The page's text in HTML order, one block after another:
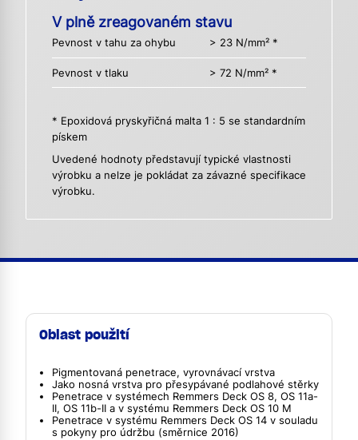
V plně zreagovaném stavu
Pevnost v tahu za ohybu > 23 N/mm² *
Pevnost v tlaku > 72 N/mm² *
* Epoxidová pryskyřičná malta 1 : 5 se standardním
pískem
Uvedené hodnoty představují typické vlastnosti
výrobku a nelze je pokládat za závazné specifikace
výrobku.
Oblast použití
Pigmentovaná penetrace, vyrovnávací vrstva
Jako nosná vrstva pro přesypávané podlahové stěrky
Penetrace v systémech Remmers Deck OS 8, OS 11a-
II, OS 11b-II a v systému Remmers Deck OS 10 M
Penetrace v systému Remmers Deck OS 14 v souladu
s pokyny pro údržbu (směrnice 2016)